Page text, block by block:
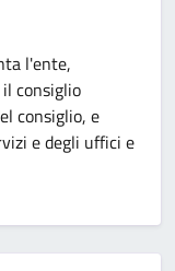
l'ente,
consiglio
consiglio, e
e degli uffici e